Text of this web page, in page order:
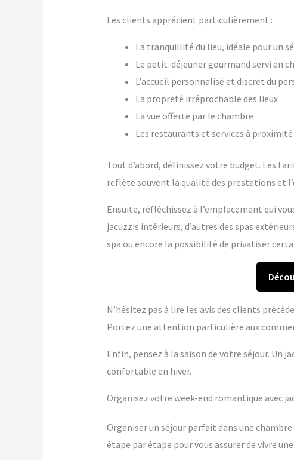
Les clients apprécient particulièrement :
La tranquillité du lieu, idéale pour un
Le petit-déjeuner gourmand servi en
L’accueil personnalisé et discret du
La propreté irréprochable des lieux
La vue offerte par le chambre
Les restaurants et services à proximité
Tout d’abord, définissez votre budget. Les
reflète souvent la qualité des prestations et
Ensuite, réfléchissez à l’emplacement qui
jacuzzis intérieurs, d’autres des spas
spa ou encore la possibilité de privatiser
N’hésitez pas à lire les avis des clients
Portez une attention particulière aux
Enfin, pensez à la saison de votre séjour. Un
confortable en hiver.
Organisez votre week-end romantique avec
Organiser un séjour parfait dans une
étape par étape pour vous assurer de vivre